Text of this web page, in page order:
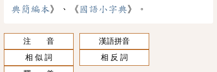
典簡編本》、《 國語小字典》。
注 音
漢語拼音
相 似 詞
相 反 詞